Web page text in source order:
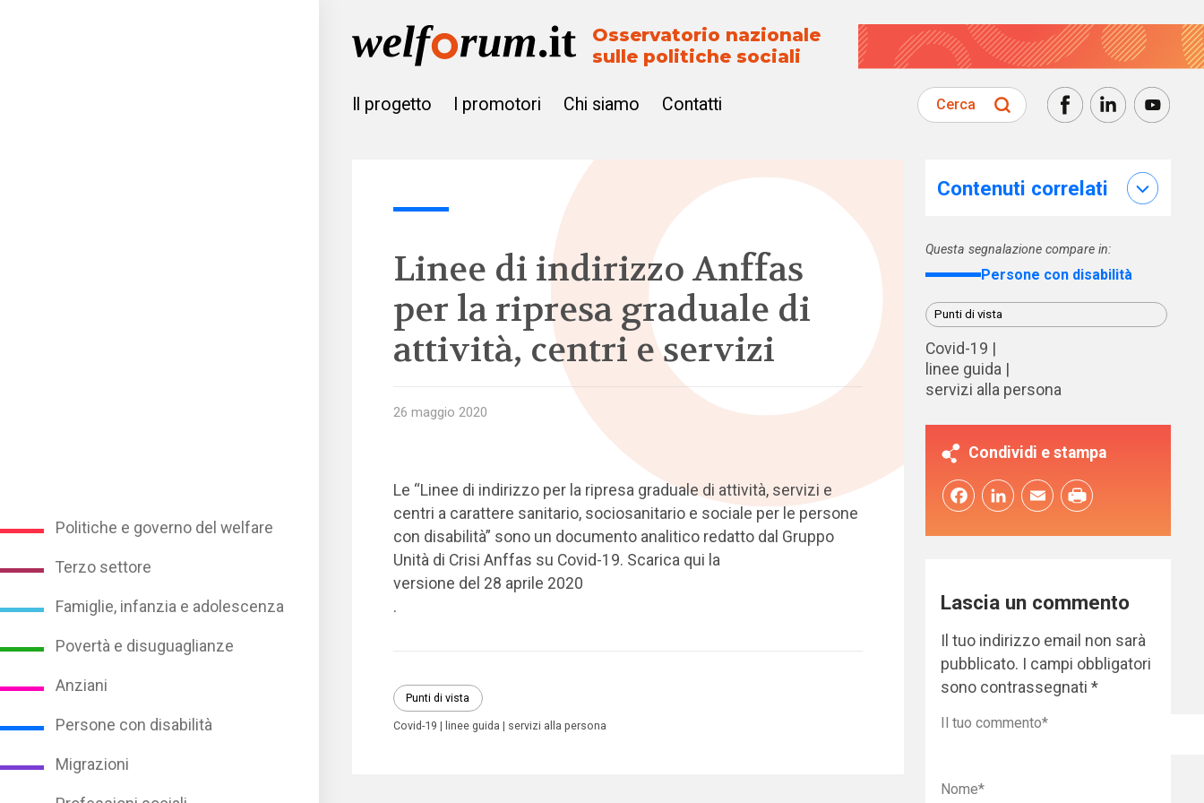
Politiche e governo del welfare
Terzo settore
Famiglie, infanzia e adolescenza
Povertà e disuguaglianze
Anziani
Persone con disabilità
Migrazioni
Osservatorio nazionale
sulle politiche sociali
Il progetto I promotori Chi siamo Contatti Cerca
Linee di indirizzo Anffas
per la ripresa graduale di
attività, centri e servizi
26 maggio 2020
Le “Linee di indirizzo per la ripresa graduale di attività, servizi e
centri a carattere sanitario, sociosanitario e sociale per le persone
con disabilità” sono un documento analitico redatto dal Gruppo
Unità di Crisi Anffas su Covid-19. Scarica qui la
versione del 28 aprile 2020
.
Punti di vista
Covid-19 linee guida servizi alla persona
Contenuti correlati
Questa segnalazione compare in:
Persone con disabilità
Punti di vista
Covid-19
linee guida
servizi alla persona
Condividi e stampa
FacebookLinkedInEmail
Lascia un commento
Il tuo indirizzo email non sarà
pubblicato. I campi obbligatori
sono contrassegnati*